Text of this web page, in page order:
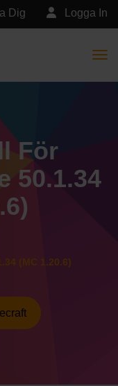
Logga In
Dig
För
50.1.34
(MC 1.20.6)